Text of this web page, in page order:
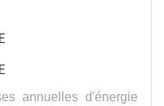
annuelles d'énergie